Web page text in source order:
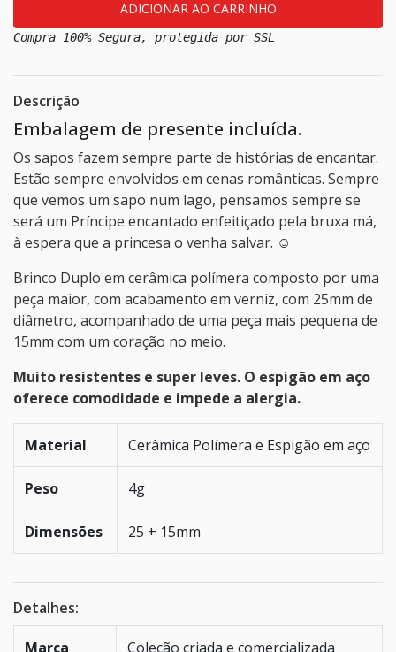
Compra 100% Segura, protegida por SSL
Descrição
Embalagem de presente incluída.
Os sapos fazem sempre parte de histórias de encantar.
Estão sempre envolvidos em cenas românticas. Sempre
que vemos um sapo num lago, pensamos sempre se
será um Príncipe encantado enfeitiçado pela bruxa má,
à espera que a princesa o venha salvar. ☺
Brinco Duplo em cerâmica polímera composto por uma
peça maior, com acabamento em verniz, com 25mm de
diâmetro, acompanhado de uma peça mais pequena de
15mm com um coração no meio.
Muito resistentes e super leves. O espigão em aço
oferece comodidade e impede a alergia.
Material Cerâmica Polímera e Espigão em aço
Peso 4g
Dimensões 25 + 15mm
Detalhes:
Marca Coleção criada e comercializada